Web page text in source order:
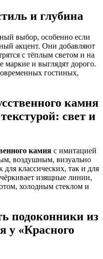
и глубина
выбор, особенно если
акцент. Они добавляют
с тёплым светом и на
маркие и выглядят дорого.
гостиных,
камня
свет и
камня с имитацией
воздушным, визуально
классических, так и для
изящные линии,
холодным стеклом и
подоконники из
у «Красного